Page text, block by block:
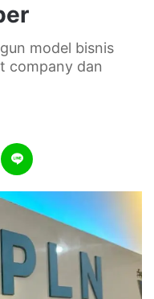
model bisnis
company dan
Telegram